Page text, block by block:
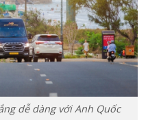
dễ dàng với Anh Quốc